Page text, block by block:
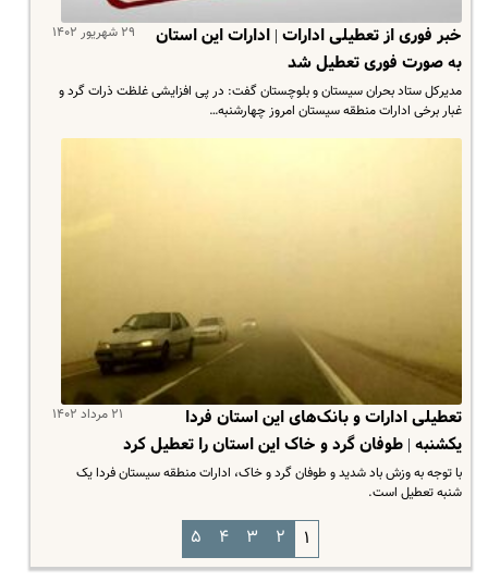
۲۹ شهریور ۱۴۰۲
خبر فوری از تعطیلی ادارات | ادارات این استان
به صورت فوری تعطیل شد
مدیرکل ستاد بحران سیستان و بلوچستان گفت: در پی افزایشی غلظت ذرات گرد و
غبار برخی ادارات منطقه سیستان امروز چهارشنبه…
۲۱ مرداد ۱۴۰۲
تعطیلی ادارات و بانک‌های این استان فردا
یکشنبه | طوفان گرد و خاک این استان را تعطیل کرد
با توجه به وزش باد شدید و طوفان گرد و خاک، ادارات منطقه سیستان فردا یک
شنبه تعطیل است.
۱ ۲ ۳ ۴ ۵